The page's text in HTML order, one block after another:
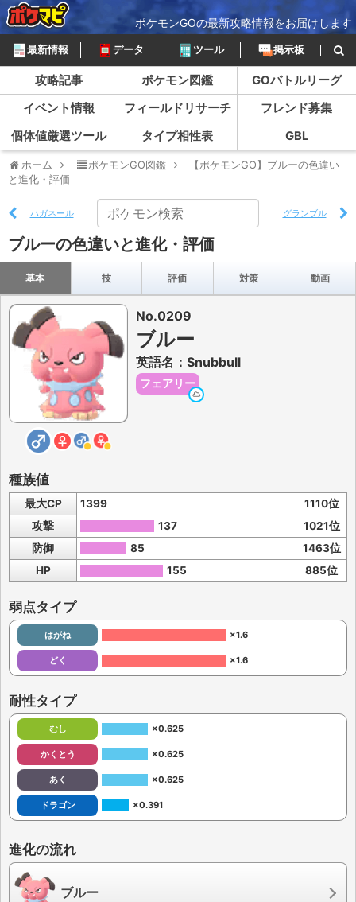
ポケモンGOの最新攻略情報をお届けします
最新情報 データ ツール 掲示板
攻略記事 ポケモン図鑑
GOバトルリーグ
イベント情報
フィールドリサーチ
フレンド募集
個体値厳選ツール
タイプ相性表 GBL
ホーム ポケモンGO図鑑
【ポケモンGO】ブルーの色違い
と進化・評価
ハガネール グランブル
ブルーの色違いと進化・評価
基本 技 評価 対策 動画
No.0209
ブルー
英語名：Snubbull
フェアリー
種族値
最大CP 1399
1110位
攻撃
137
1021位
防御
85
1463位
HP
155 885位
弱点タイプ
はがね ×1.6
どく ×1.6
耐性タイプ
むし ×0.625
かくとう ×0.625
あく ×0.625
ドラゴン ×0.391
進化の流れ
ブルー